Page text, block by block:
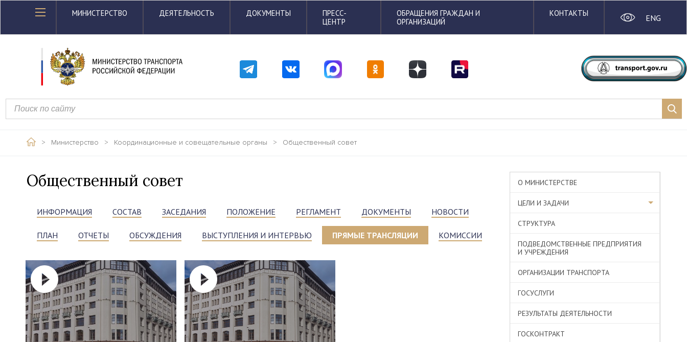
МИНИСТЕРСТВО ДЕЯТЕЛЬНОСТЬ ДОКУМЕНТЫ
ПРЕСС-
ЦЕНТР
ОБРАЩЕНИЯ ГРАЖДАН И
ОРГАНИЗАЦИЙ
КОНТАКТЫ ENG
> Министерство > Координационные и совещательные органы > Общественный совет
Общественный совет
ИНФОРМАЦИЯ СОСТАВ ЗАСЕДАНИЯ ПОЛОЖЕНИЕ РЕГЛАМЕНТ ДОКУМЕНТЫ НОВОСТИ
ПЛАН ОТЧЕТЫ ОБСУЖДЕНИЯ ВЫСТУПЛЕНИЯ И ИНТЕРВЬЮ ПРЯМЫЕ ТРАНСЛЯЦИИ КОМИССИИ
О МИНИСТЕРСТВЕ
ЦЕЛИ И ЗАДАЧИ
СТРУКТУРА
ПОДВЕДОМСТВЕННЫЕ ПРЕДПРИЯТИЯ
И УЧРЕЖДЕНИЯ
ОРГАНИЗАЦИИ ТРАНСПОРТА
ГОСУСЛУГИ
РЕЗУЛЬТАТЫ ДЕЯТЕЛЬНОСТИ
ГОСКОНТРАКТ